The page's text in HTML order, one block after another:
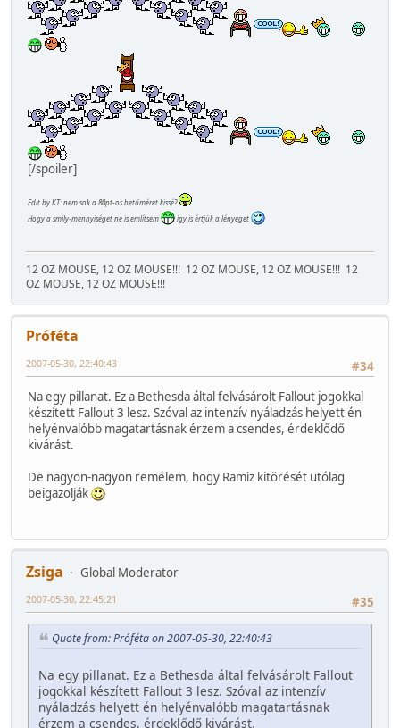
[/spoiler]
Edit by KT: nem sok a 80pt-os betűméret kissé?
Hogy a smily-mennyiséget ne is említsem
így is értjük a lényeget
12 OZ MOUSE, 12 OZ MOUSE!!! 12 OZ MOUSE, 12 OZ MOUSE!!! 12
OZ MOUSE, 12 OZ MOUSE!!!
Próféta
#34
2007-05-30, 22:40:43
Na egy pillanat. Ez a Bethesda által felvásárolt Fallout jogokkal
készített Fallout 3 lesz. Szóval az intenzív nyáladzás helyett én
helyénvalóbb magatartásnak érzem a csendes, érdeklődő
kivárást.
De nagyon-nagyon remélem, hogy Ramiz kitörését utólag
beigazolják
Zsiga
Global Moderator
#35
2007-05-30, 22:45:21
Quote from: Próféta on 2007-05-30, 22:40:43
Na egy pillanat. Ez a Bethesda által felvásárolt Fallout
jogokkal készített Fallout 3 lesz. Szóval az intenzív
nyáladzás helyett én helyénvalóbb magatartásnak
érzem a csendes, érdeklődő kivárást.